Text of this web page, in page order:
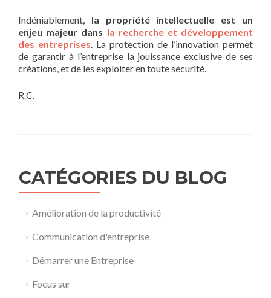
Indéniablement, la propriété intellectuelle est un
enjeu majeur dans la recherche et développement
des entreprises. La protection de l’innovation permet
de garantir à l’entreprise la jouissance exclusive de ses
créations, et de les exploiter en toute sécurité.
R.C.
CATÉGORIES DU BLOG
Amélioration de la productivité
Communication d'entreprise
Démarrer une Entreprise
Focus sur